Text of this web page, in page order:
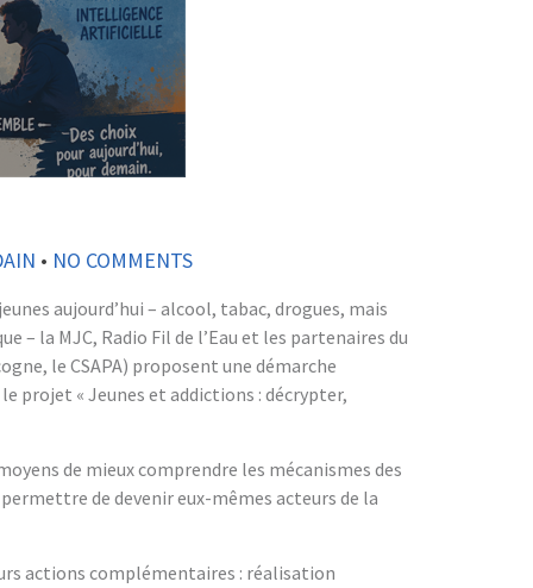
• NO COMMENTS
aujourd’hui – alcool, tabac, drogues, mais
– la MJC, Radio Fil de l’Eau et les partenaires du
le CSAPA) proposent une démarche
« Jeunes et addictions : décrypter,
de mieux comprendre les mécanismes des
de devenir eux-mêmes acteurs de la
actions complémentaires : réalisation